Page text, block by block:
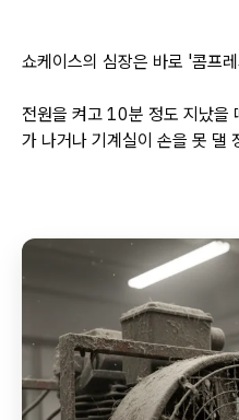
쇼케이스의 심장은 바로 '콤프
전원을 켜고 10분 정도 지났을
가 나거나 기계실이 손을 못 댈